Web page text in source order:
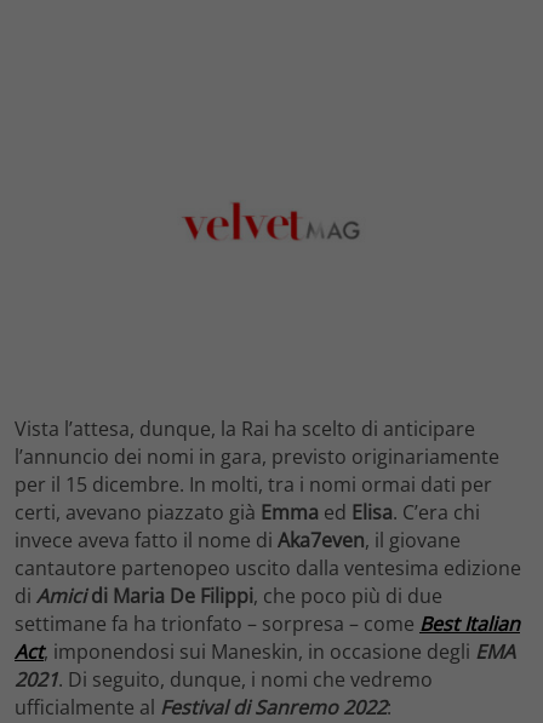
Vista l’attesa, dunque, la Rai ha scelto di anticipare
l’annuncio dei nomi in gara, previsto originariamente
per il 15 dicembre. In molti, tra i nomi ormai dati per
certi, avevano piazzato già Emma ed Elisa. C’era chi
invece aveva fatto il nome di Aka7even, il giovane
cantautore partenopeo uscito dalla ventesima edizione
di Amici di Maria De Filippi, che poco più di due
settimane fa ha trionfato – sorpresa – come Best Italian
Act, imponendosi sui Maneskin, in occasione degli EMA
2021. Di seguito, dunque, i nomi che vedremo
ufficialmente al Festival di Sanremo 2022: